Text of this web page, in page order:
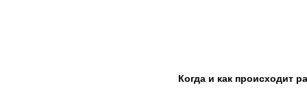
Когда и как происходит